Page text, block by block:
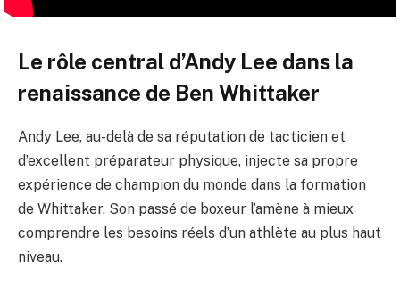
Le rôle central d’Andy Lee dans la
renaissance de Ben Whittaker
Andy Lee, au-delà de sa réputation de tacticien et
d’excellent préparateur physique, injecte sa propre
expérience de champion du monde dans la formation
de Whittaker. Son passé de boxeur l’amène à mieux
comprendre les besoins réels d’un athlète au plus haut
niveau.